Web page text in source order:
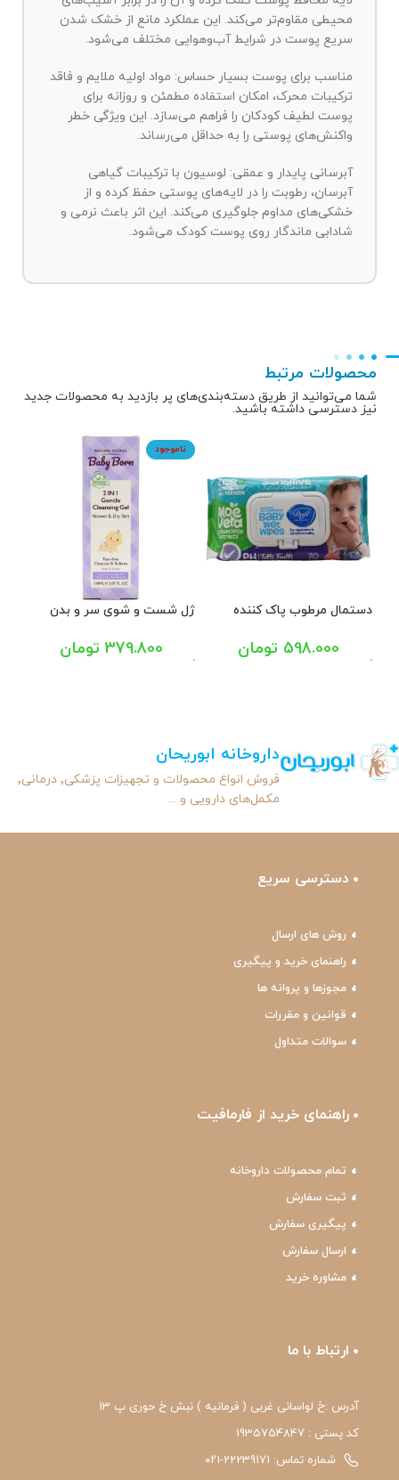
محیطی مقاوم‌تر می‌کند. این عملکرد مانع از خشک شدن
سریع پوست در شرایط آب‌وهوایی مختلف می‌شود.
مناسب برای پوست بسیار حساس: مواد اولیه ملایم و فاقد
ترکیبات محرک، امکان استفاده مطمئن و روزانه برای
پوست لطیف کودکان را فراهم می‌سازد. این ویژگی خطر
واکنش‌های پوستی را به حداقل می‌رساند.
آبرسانی پایدار و عمقی: لوسیون با ترکیبات گیاهی
آبرسان، رطوبت را در لایه‌های پوستی حفظ کرده و از
خشکی‌های مداوم جلوگیری می‌کند. این اثر باعث نرمی و
شادابی ماندگار روی پوست کودک می‌شود.
محصولات مرتبط
شما می‌توانید از طریق دسته‌بندی‌های پر بازدید به محصولات جدید
نیز دسترسی داشته باشید.
دستمال مرطوب پاک کننده
عددی
598.000 تومان
ناموجود
ژل شست و شوی سر و بدن
379.800 تومان
داروخانه ابوریحان
فروش انواع محصولات و تجهیزات پزشکی٬ درمانی٬
مکمل‌های دارویی و ...
دسترسی سریع
روش های ارسال
راهنمای خرید و پیگیری
مجوزها و پروانه ها
قوانین و مقررات
سوالات متداول
راهنمای خرید از فارمافیت
تمام محصولات داروخانه
ثبت سفارش
پیگیری سفارش
ارسال سفارش
مشاوره خرید
ارتباط با ما
آدرس :خ لواسانی غربی ( فرمانیه ) نبش خ حوری پ 13
کد پستی : 1935754847
شماره تماس: 22239171-۰۲۱